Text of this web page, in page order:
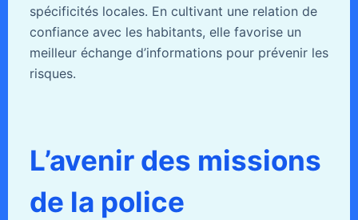
spécificités locales. En cultivant une relation de
confiance avec les habitants, elle favorise un
meilleur échange d’informations pour prévenir les
risques.
L’avenir des missions
de la police